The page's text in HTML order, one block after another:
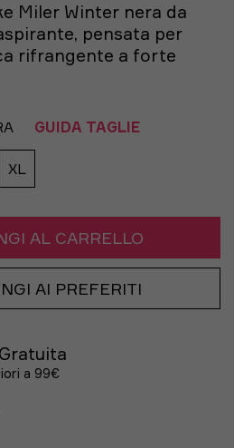
Miler Winter nera da
pensata per
rifrangente a forte
GUIDA TAGLIE
XL
AL CARRELLO
AI PREFERITI
a 99€